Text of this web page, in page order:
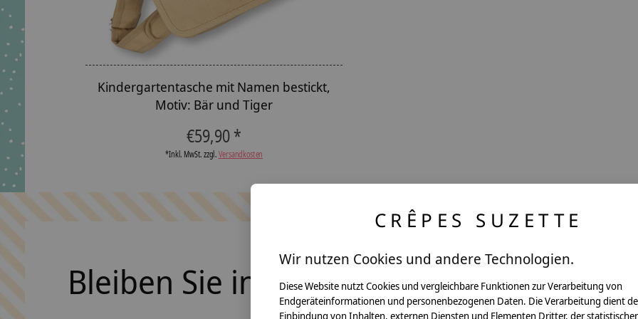
Kindergartentasche mit Namen bestickt,
Motiv: Bär und Tiger
€59,90 *
*Inkl. MwSt. zzgl.Versandkosten
Bleiben Sie in Kontakt
CRÊPES SUZETTE
Wir nutzen Cookies und andere Technologien.
Diese Website nutzt Cookies und vergleichbare Funktionen zur Verarbeitung von
Endgeräteinformationen und personenbezogenen Daten. Die Verarbeitung dient
Einbindung von Inhalten, externen Diensten und Elementen Dritter, der